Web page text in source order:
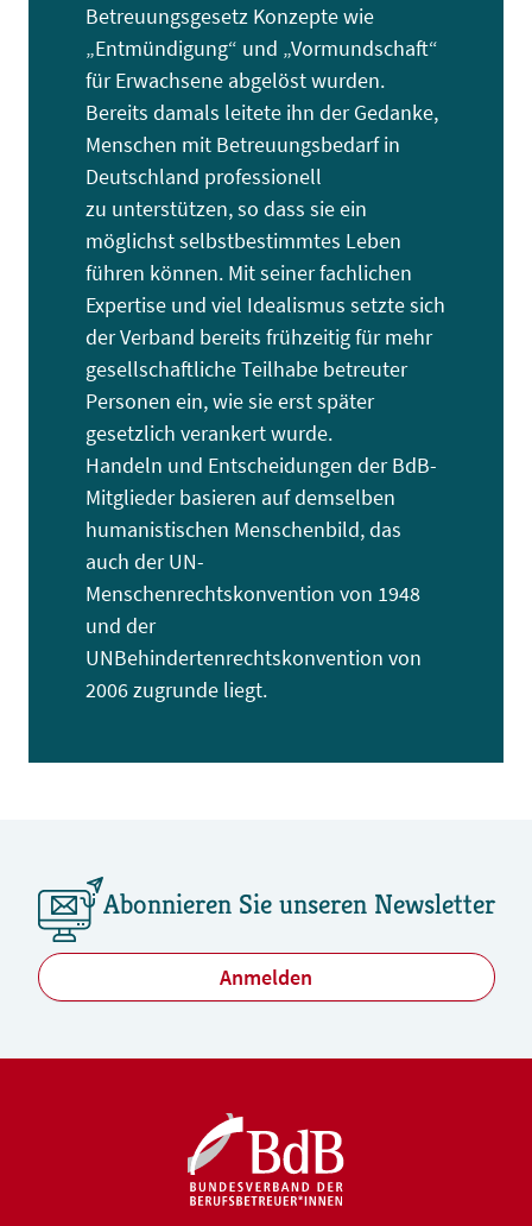
Betreuungsgesetz Konzepte wie
„Entmündigung“ und „Vormundschaft“
für Erwachsene abgelöst wurden.
Bereits damals leitete ihn der Gedanke,
Menschen mit Betreuungsbedarf in
Deutschland professionell
zu unterstützen, so dass sie ein
möglichst selbstbestimmtes Leben
führen können. Mit seiner fachlichen
Expertise und viel Idealismus setzte sich
der Verband bereits frühzeitig für mehr
gesellschaftliche Teilhabe betreuter
Personen ein, wie sie erst später
gesetzlich verankert wurde.
Handeln und Entscheidungen der BdB-
Mitglieder basieren auf demselben
humanistischen Menschenbild, das
auch der UN-
Menschenrechtskonvention von 1948
und der
UNBehindertenrechtskonvention von
2006 zugrunde liegt.
Abonnieren Sie unseren Newsletter
Anmelden